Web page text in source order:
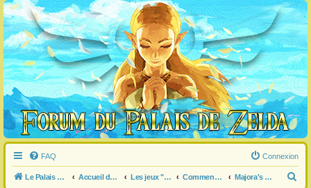
FAQ Connexion
Le Palais de Zelda Accueil du forum Les jeux "Legend of Zelda" Commentaire / question générale / info sur un jeu Majora's Mask